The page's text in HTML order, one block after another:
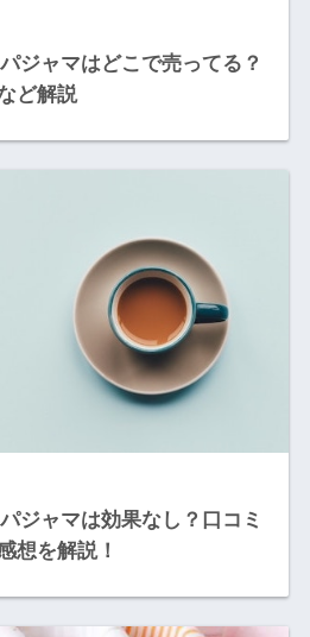
ジャマはどこで売ってる？
ど解説
ジャマは効果なし？口コミ
想を解説！